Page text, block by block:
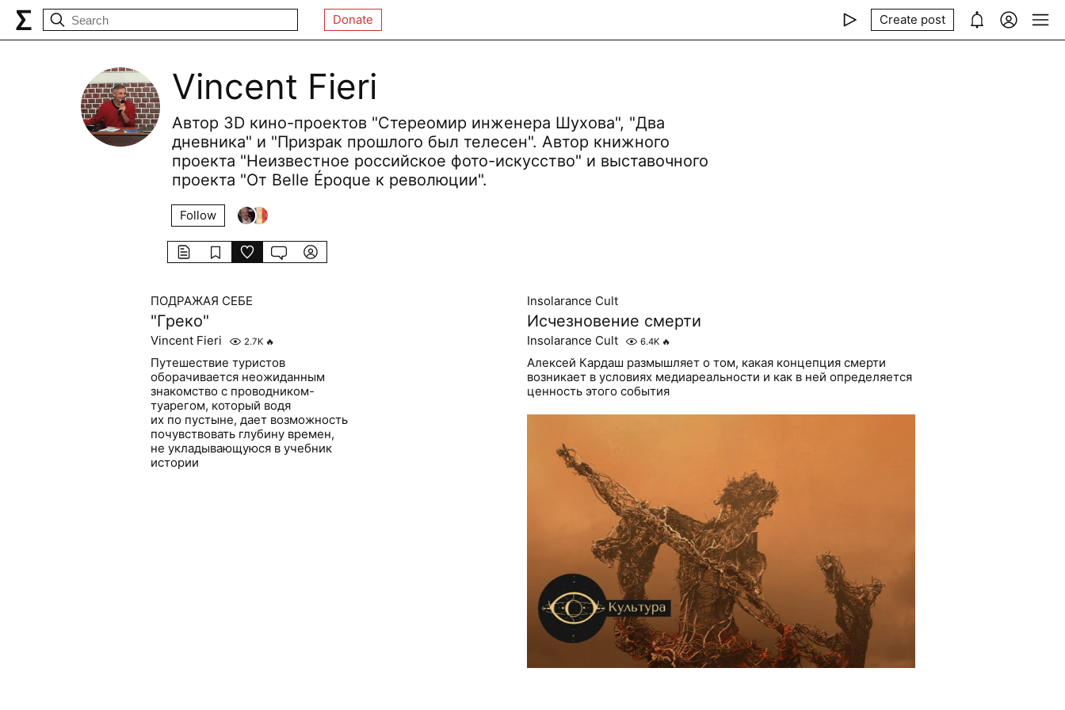
Donate Create post
Vincent Fieri
Автор 3D кино-проектов "Стереомир инженера Шухова", "Два
дневника" и "Призрак прошлого был телесен". Автор книжного
проекта "Неизвестное российское фото-искусство" и выставочного
проекта "От Belle Époque к революции".
Follow
ПОДРАЖАЯ СЕБЕ
"Греко"
Vincent Fieri 2.7K 🔥
Путешествие туристов
оборачивается неожиданным
знакомство с проводником-
туарегом, который водя
их по пустыне, дает возможность
почувствовать глубину времен,
не укладывающуюся в учебник
истории
Insolarance Cult
Исчезновение смерти
Insolarance Cult 6.4K 🔥
Алексей Кардаш размышляет о том, какая концепция смерти
возникает в условиях медиареальности и как в ней определяется
ценность этого события